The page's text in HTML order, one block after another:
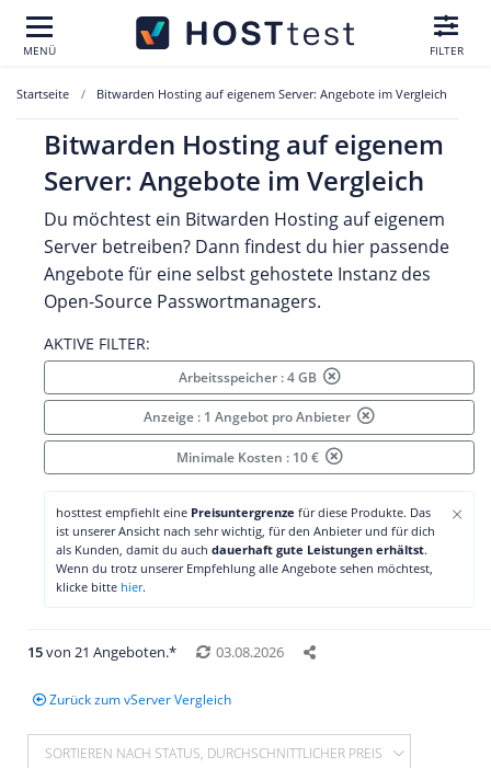
MENÜ FILTER
Startseite Bitwarden Hosting auf eigenem Server: Angebote im Vergleich
Bitwarden Hosting auf eigenem
Server: Angebote im Vergleich
Du möchtest ein Bitwarden Hosting auf eigenem
Server betreiben? Dann findest du hier passende
Angebote für eine selbst gehostete Instanz des
Open-Source Passwortmanagers.
AKTIVE FILTER:
Arbeitsspeicher : 4 GB
Anzeige : 1 Angebot pro Anbieter
Minimale Kosten : 10 €
×
hosttest empfiehlt eine Preisuntergrenze für diese Produkte. Das
ist unserer Ansicht nach sehr wichtig, für den Anbieter und für dich
als Kunden, damit du auch dauerhaft gute Leistungen erhältst.
Wenn du trotz unserer Empfehlung alle Angebote sehen möchtest,
klicke bitte hier.
15von 21 Angeboten.* 03.08.2026
Zurück zum vServer Vergleich
SORTIEREN NACH STATUS, DURCHSCHNITTLICHER PREIS